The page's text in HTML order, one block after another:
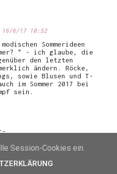
16/6/17 10:52
Sommerideen
" - ich glaube, die
den letzten
ändern. Röcke,
sowie Blusen und T-
im Sommer 2017 bei
sein.
gehweg.html
Session-Cookies ein.